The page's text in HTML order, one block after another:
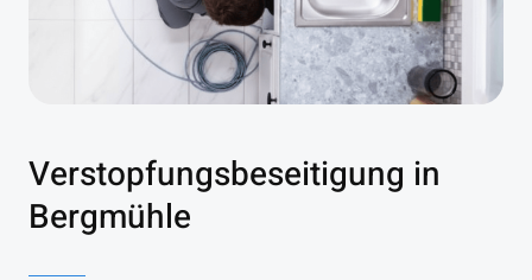
Verstopfungsbeseitigung in
Bergmühle